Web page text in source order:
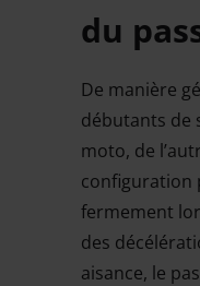
du
De manière
débutants de
moto, de
configuration
fermement
des
aisance, le